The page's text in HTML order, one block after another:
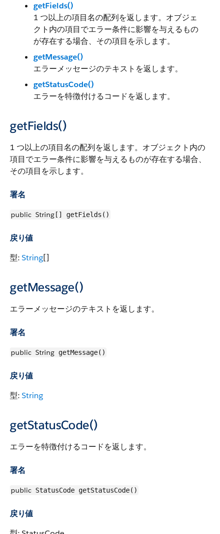
getFields()
1 つ以上の項目名の配列を返します。オブジェ
クト内の項目でエラー条件に影響を与えるもの
が存在する場合、その項目を示します。
getMessage()
エラーメッセージのテキストを返します。
getStatusCode()
エラーを特徴付けるコードを返します。
getFields()
1 つ以上の項目名の配列を返します。オブジェクト内の
項目でエラー条件に影響を与えるものが存在する場合、
その項目を示します。
署名
public String [] getFields()
戻り値
型: String[]
getMessage()
エラーメッセージのテキストを返します。
署名
public String getMessage()
戻り値
型: String
getStatusCode()
エラーを特徴付けるコードを返します。
署名
public StatusCode getStatusCode()
戻り値